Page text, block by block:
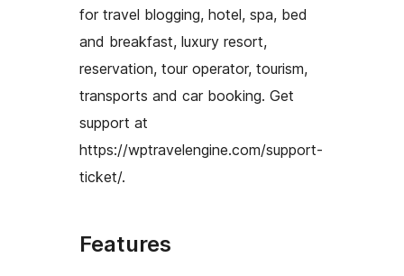
for travel blogging, hotel, spa, bed
and breakfast, luxury resort,
reservation, tour operator, tourism,
transports and car booking. Get
support at
https://wptravelengine.com/support-
ticket/.
Features